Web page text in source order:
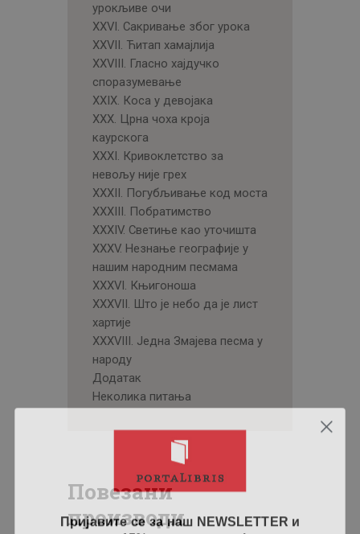
урокљиве очи
XXVI. Сакривање због урока
XXVII. Ћитап хамајлија
XXVIII. Гласно хајдучко
споразумевање
XXIX. Коса у девојака
XXX. Црна чоха кроја
каурскога
XXXI. Кривоклетство за
невољу није грех
XXXII. Погубљивање код моста
XXXIII. Побратимство
XXXIV. Светиње као уточишта
XXXV. Незнање географије у
нашим народним песмама
XXXVI. Књигоноша
XXXVII. Што је небо да је лист
хартије
XXXVIII. Једна Змајева песма у
народу
Додатак
Неколика питања
Повезани
производи
Пријавите се за наш NEWSLETTER и